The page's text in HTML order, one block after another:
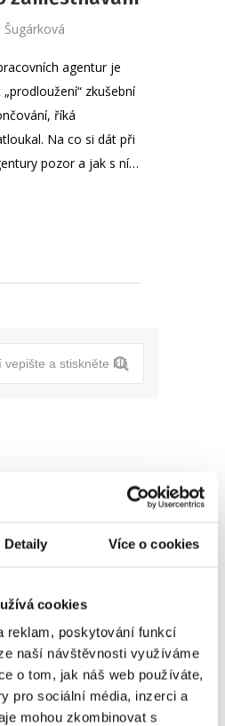
Detaily Více o cookies
cookies
reklam, poskytování funkcí
naší návštěvnosti využíváme
o tom, jak náš web používáte,
pro sociální média, inzerci a
mohou zkombinovat s
Šugárková
agentur je
zkušební
říká
Na co si dát při
pozor a jak s ní…
Popular Comments
se
9. 2025